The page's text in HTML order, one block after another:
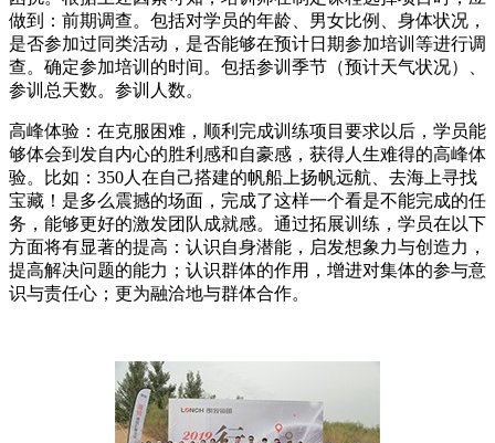
做到：前期调查。包括对学员的年龄、男女比例、身体状况，
是否参加过同类活动，是否能够在预计日期参加培训等进行调
查。确定参加培训的时间。包括参训季节（预计天气状况）、
参训总天数。参训人数。
高峰体验：在克服困难，顺利完成训练项目要求以后，学员能
够体会到发自内心的胜利感和自豪感，获得人生难得的高峰体
验。比如：350人在自己搭建的帆船上扬帆远航、去海上寻找
宝藏！是多么震撼的场面，完成了这样一个看是不能完成的任
务，能够更好的激发团队成就感。通过拓展训练，学员在以下
方面将有显著的提高：认识自身潜能，启发想象力与创造力，
提高解决问题的能力；认识群体的作用，增进对集体的参与意
识与责任心；更为融洽地与群体合作。